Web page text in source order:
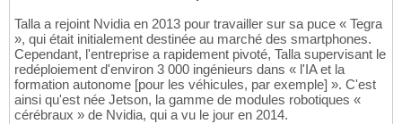
Talla a rejoint Nvidia en 2013 pour travailler sur sa puce « Tegra
», qui était initialement destinée au marché des smartphones.
Cependant, l'entreprise a rapidement pivoté, Talla supervisant le
redéploiement d'environ 3 000 ingénieurs dans « l'IA et la
formation autonome [pour les véhicules, par exemple] ». C'est
ainsi qu'est née Jetson, la gamme de modules robotiques «
cérébraux » de Nvidia, qui a vu le jour en 2014.